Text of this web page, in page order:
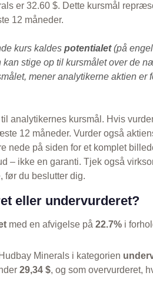
er 32.60 $. Dette kursmål
12 måneder.
kurs kaldes potentialet(på
stige op til kursmålet over de
mener analytikerne aktien er
analytikernes kursmål. Hvis
12 måneder. Vurder også
nede på siden for et komplet
– ikke en garanti. Tjek også
før du beslutter dig.
eller undervurderet?
med en afvigelse på 22.7% i
Minerals i kategorien
29,34 $, og som overvurderet,